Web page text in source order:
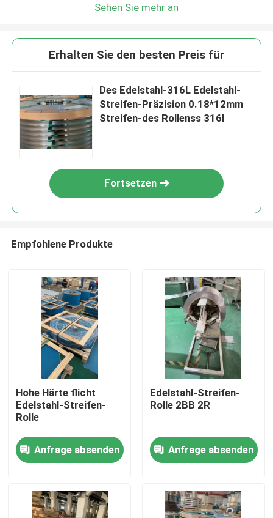
Haus
Sehen Sie mehr an
Erhalten Sie den besten Preis für
Des Edelstahl-316L Edelstahl-
Streifen-Präzision 0.18*12mm
Streifen-des Rollenss 316l
Fortsetzen
Empfohlene Produkte
Hohe Härte flicht
Edelstahl-Streifen-
Rolle
Anfrage absenden
Edelstahl-Streifen-
Rolle 2BB 2R
Anfrage absenden